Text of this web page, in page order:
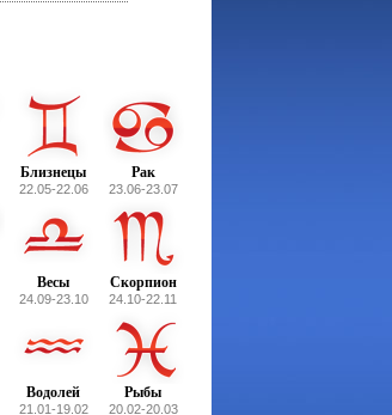
Близнецы
22.05-22.06
Рак
23.06-23.07
Весы
24.09-23.10
Скорпион
24.10-22.11
Водолей
21.01-19.02
Рыбы
20.02-20.03